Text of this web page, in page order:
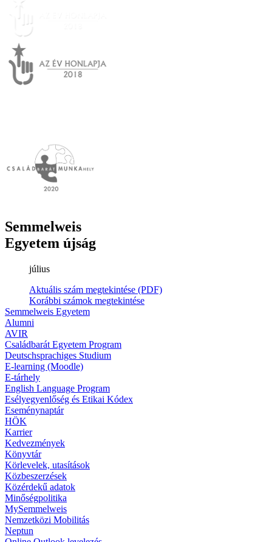
Semmelweis
Egyetem újság
július
Aktuális szám megtekintése (PDF)
Korábbi számok megtekintése
Semmelweis Egyetem
Alumni
AVIR
Családbarát Egyetem Program
Deutschsprachiges Studium
E-learning (Moodle)
E-tárhely
English Language Program
Esélyegyenlőség és Etikai Kódex
Eseménynaptár
HÖK
Karrier
Kedvezmények
Könyvtár
Körlevelek, utasítások
Közbeszerzések
Közérdekű adatok
Minőségpolitika
MySemmelweis
Nemzetközi Mobilitás
Neptun